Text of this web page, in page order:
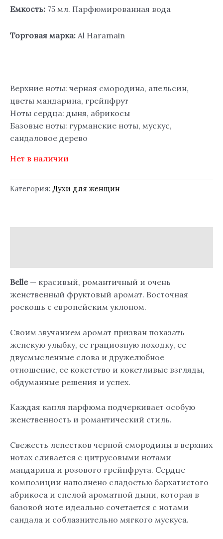
Емкость: 75 мл. Парфюмированная вода
Торговая марка: Al Haramain
Верхние ноты: черная смородина, апельсин,
цветы мандарина, грейпфрут
Ноты сердца: дыня, абрикосы
Базовые ноты: гурманские ноты, мускус,
сандаловое дерево
Нет в наличии
Категория: Духи для женщин
Belle— красивый, романтичный и очень
женственный фруктовый аромат. Восточная
роскошь с европейским уклоном.
Своим звучанием аромат призван показать
женскую улыбку, ее грациозную походку, ее
двусмысленные слова и дружелюбное
отношение, ее кокетство и кокетливые взгляды,
обдуманные решения и успех.
Каждая капля парфюма подчеркивает особую
женственность и романтический стиль.
Свежесть лепестков черной смородины в верхних
нотах сливается с цитрусовыми нотами
мандарина и розового грейпфрута. Сердце
композиции наполнено сладостью бархатистого
абрикоса и спелой ароматной дыни, которая в
базовой ноте идеально сочетается с нотами
сандала и соблазнительно мягкого мускуса.